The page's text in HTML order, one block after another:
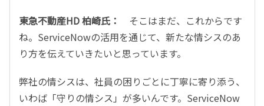
東急不動産HD 柏崎氏：
そこはまだ、これからです
ね。ServiceNowの活用を通じて、新たな情シスのあ
り方を伝えていきたいと思っています。
弊社の情シスは、社員の困りごとに丁寧に寄り添う、
いわば「守りの情シス」が多いんです。ServiceNow